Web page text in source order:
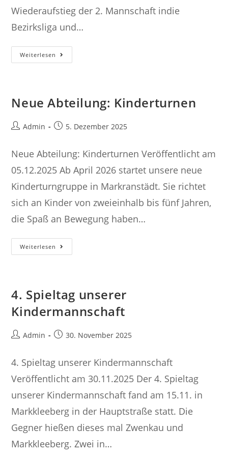
Wiederaufstieg der 2. Mannschaft indie
Bezirksliga und…
Weiterlesen Weihnachten
Steht
Neue Abteilung: Kinderturnen
Beitrags-
Admin
Beitrag5. Dezember 2025
Neue Abteilung: Kinderturnen Veröffentlicht am
05.12.2025 Ab April 2026 startet unsere neue
Kinderturngruppe in Markranstädt. Sie richtet
sich an Kinder von zweieinhalb bis fünf Jahren,
die Spaß an Bewegung haben…
Weiterlesen Neue
Abteilung:
4. Spieltag unserer
Kindermannschaft
Beitrags-
Admin
Beitrag30. November 2025
4. Spieltag unserer Kindermannschaft
Veröffentlicht am 30.11.2025 Der 4. Spieltag
unserer Kindermannschaft fand am 15.11. in
Markkleeberg in der Hauptstraße statt. Die
Gegner hießen dieses mal Zwenkau und
Markkleeberg. Zwei in…